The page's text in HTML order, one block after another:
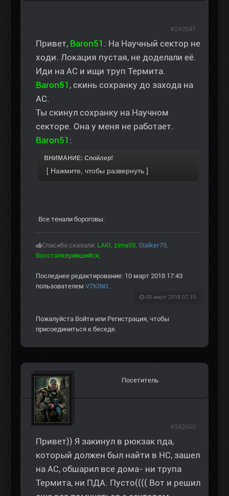
Привет, Baron51 . На Научный сектор не
ходи. Локация пустая, не доделали её.
Иди на АС и ищи труп Термита.
Baron51 , скинь сохранку до захода на
АС.
Ты скинул сохранку на Научном
секторе. Она у меня не работает.
Baron51 :
ВНИМАНИЕ: Спойлер!
Все тенали бороговы.
Спасибо сказали: LAKI, zima59, Stalker79,
Воссталкерившийся,
Последнее редактирование: 10 март 2018 17:43
пользователем V7KING.
08 март 2018 07:10
#242647
Пожалуйста Войти или Регистрация, чтобы
присоединиться к беседе.
Посетитель
Привет)) Я закинул в рюкзак пда,
который должен был найти в НС, зашел
на АС, обшарил все дома- ни трупа
Термита, ни ПДА. Пусто(((( Вот и решил
#242669